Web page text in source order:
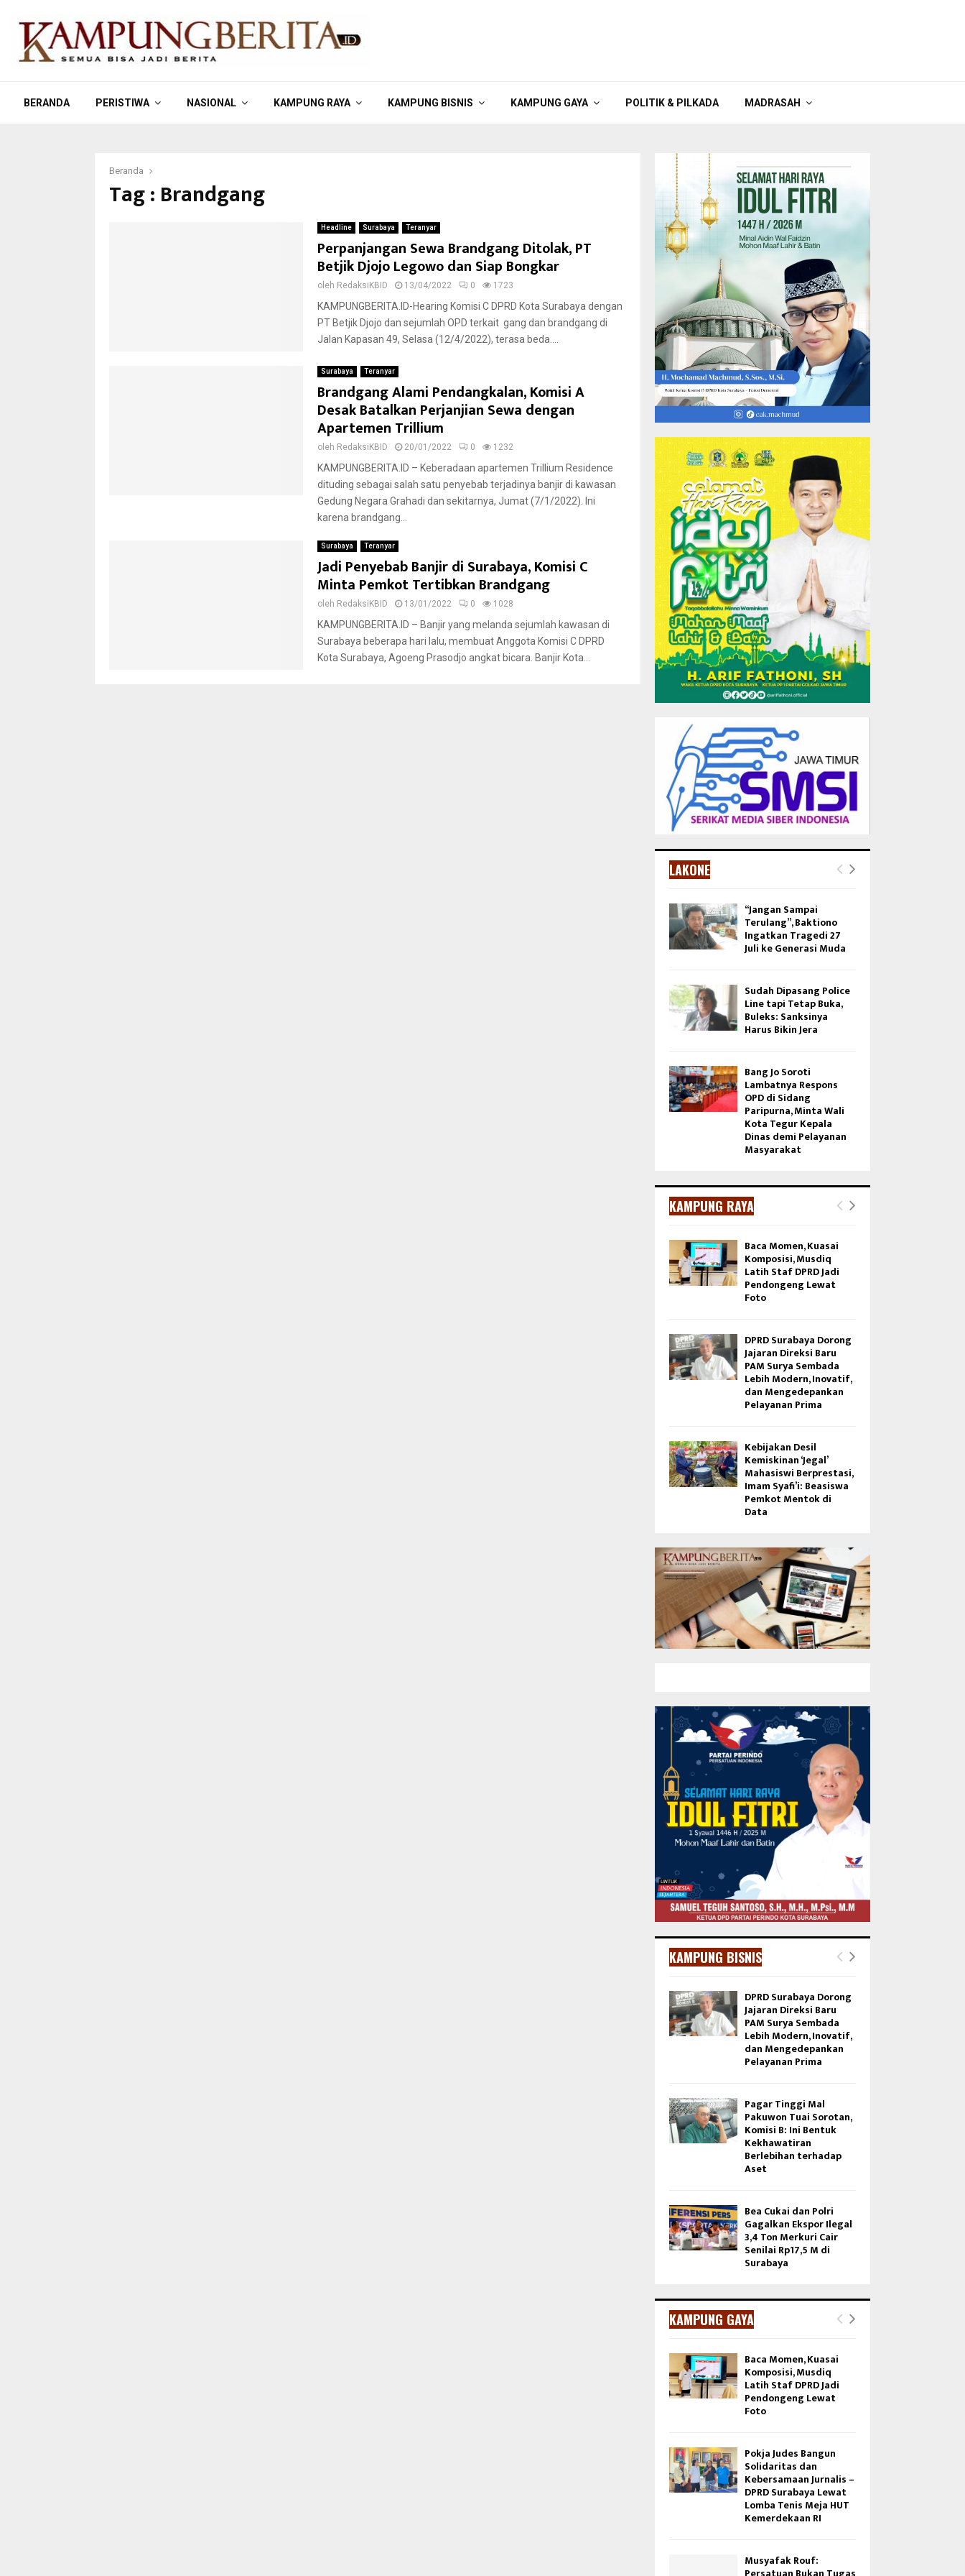
BERANDA PERISTIWA NASIONAL KAMPUNG RAYA KAMPUNG BISNIS KAMPUNG GAYA POLITIK & PILKADA MADRASAH
Beranda
Tag : Brandgang
Headline Surabaya Teranyar
Perpanjangan Sewa Brandgang Ditolak, PT
Betjik Djojo Legowo dan Siap Bongkar
oleh RedaksiKBID 13/04/2022 0 1723
KAMPUNGBERITA.ID-Hearing Komisi C DPRD Kota Surabaya dengan
PT Betjik Djojo dan sejumlah OPD terkait gang dan brandgang di
Jalan Kapasan 49, Selasa (12/4/2022), terasa beda....
Surabaya Teranyar
Brandgang Alami Pendangkalan, Komisi A
Desak Batalkan Perjanjian Sewa dengan
Apartemen Trillium
oleh RedaksiKBID 20/01/2022 0 1232
KAMPUNGBERITA.ID – Keberadaan apartemen Trillium Residence
dituding sebagai salah satu penyebab terjadinya banjir di kawasan
Gedung Negara Grahadi dan sekitarnya, Jumat (7/1/2022). Ini
karena brandgang...
Surabaya Teranyar
Jadi Penyebab Banjir di Surabaya, Komisi C
Minta Pemkot Tertibkan Brandgang
oleh RedaksiKBID 13/01/2022 0 1028
KAMPUNGBERITA.ID – Banjir yang melanda sejumlah kawasan di
Surabaya beberapa hari lalu, membuat Anggota Komisi C DPRD
Kota Surabaya, Agoeng Prasodjo angkat bicara. Banjir Kota...
LAKONE
“Jangan Sampai
Terulang”, Baktiono
Ingatkan Tragedi 27
Juli ke Generasi Muda
Sudah Dipasang Police
Line tapi Tetap Buka,
Buleks: Sanksinya
Harus Bikin Jera
Bang Jo Soroti
Lambatnya Respons
OPD di Sidang
Paripurna, Minta Wali
Kota Tegur Kepala
Dinas demi Pelayanan
Masyarakat
KAMPUNG RAYA
Baca Momen, Kuasai
Komposisi, Musdiq
Latih Staf DPRD Jadi
Pendongeng Lewat
Foto
DPRD Surabaya Dorong
Jajaran Direksi Baru
PAM Surya Sembada
Lebih Modern, Inovatif,
dan Mengedepankan
Pelayanan Prima
Kebijakan Desil
Kemiskinan ‘Jegal’
Mahasiswi Berprestasi,
Imam Syafi’i: Beasiswa
Pemkot Mentok di
Data
KAMPUNG BISNIS
DPRD Surabaya Dorong
Jajaran Direksi Baru
PAM Surya Sembada
Lebih Modern, Inovatif,
dan Mengedepankan
Pelayanan Prima
Pagar Tinggi Mal
Pakuwon Tuai Sorotan,
Komisi B: Ini Bentuk
Kekhawatiran
Berlebihan terhadap
Aset
Bea Cukai dan Polri
Gagalkan Ekspor Ilegal
3,4 Ton Merkuri Cair
Senilai Rp17,5 M di
Surabaya
KAMPUNG GAYA
Baca Momen, Kuasai
Komposisi, Musdiq
Latih Staf DPRD Jadi
Pendongeng Lewat
Foto
Pokja Judes Bangun
Solidaritas dan
Kebersamaan Jurnalis –
DPRD Surabaya Lewat
Lomba Tenis Meja HUT
Kemerdekaan RI
Musyafak Rouf: